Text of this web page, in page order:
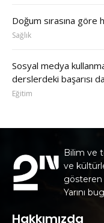
Doğum sırasına göre
Sağlık
Sosyal medya
derslerdeki başarısı
Eğitim
Bilim ve
ve
gösteren
Yarını
Hakkımızda